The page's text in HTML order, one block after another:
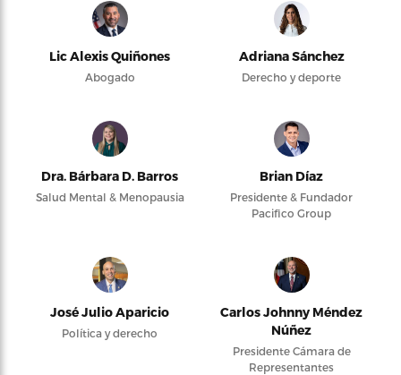
Lic Alexis Quiñones
Abogado
Adriana Sánchez
Derecho y deporte
Dra. Bárbara D. Barros
Salud Mental & Menopausia
Brian Díaz
Presidente & Fundador
Pacifico Group
José Julio Aparicio
Política y derecho
Carlos Johnny Méndez
Núñez
Presidente Cámara de
Representantes